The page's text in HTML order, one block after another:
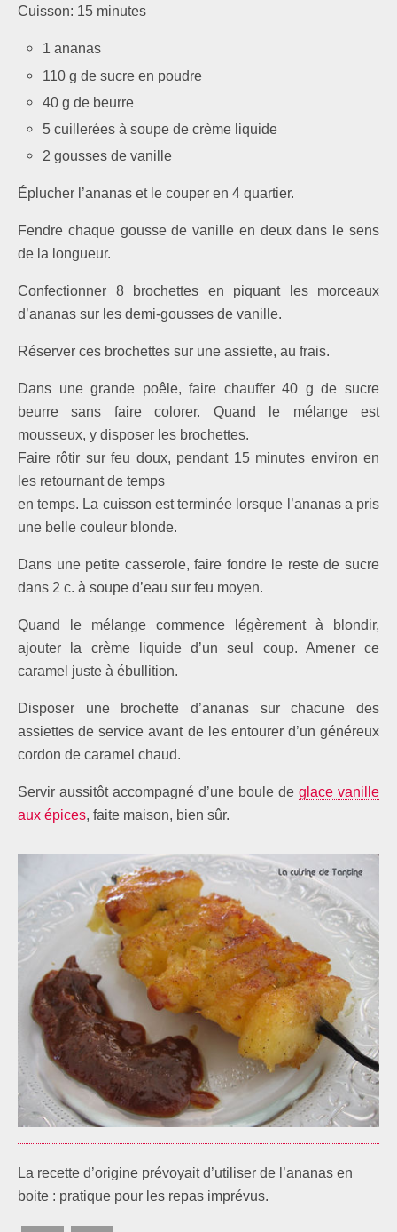
Cuisson: 15 minutes
1 ananas
110 g de sucre en poudre
40 g de beurre
5 cuillerées à soupe de crème liquide
2 gousses de vanille
Éplucher l’ananas et le couper en 4 quartier.
Fendre chaque gousse de vanille en deux dans le sens
de la longueur.
Confectionner 8 brochettes en piquant ­les morceaux
d’ananas sur les demi-gousses de vanille.
Réserver ces brochettes sur une assiette, au frais.
Dans une grande poêle, faire chauffer 40 g de sucre
beurre sans faire colorer. Quand le mélange est
mousseux, y disposer les brochettes.
Faire rôtir sur feu doux, pendant 15 minutes environ en
les retournant de temps
en temps. La cuisson est terminée lorsque l’ananas a pris
une belle couleur blonde.
Dans une petite casserole, faire fondre le reste de sucre
dans 2 c. à soupe d’eau sur feu moyen.
Quand le mélange commence légèrement à blondir,
ajouter la crème liquide d’un seul coup. Amener ce
caramel juste à ébullition.
Disposer une brochette d’ananas sur chacune des
assiettes de service avant de les entourer d’un généreux
cordon de caramel chaud.
Servir aussitôt accompagné d’une boule de glace vanille
aux épices, faite maison, bien sûr.
La recette d’origine prévoyait d’utiliser de l’ananas en
boite : pratique pour les repas imprévus.